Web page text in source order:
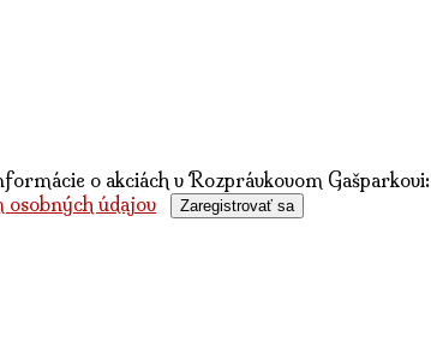
o akciách v Rozprávkovom Gašparkovi:
osobných údajov
Zaregistrovať sa